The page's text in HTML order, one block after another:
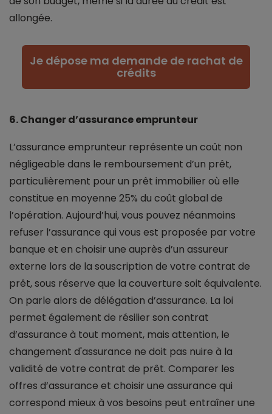
allongée.
Je dépose ma demande de rachat de
crédits
6. Changer d’assurance emprunteur
L’assurance emprunteur représente un coût non
négligeable dans le remboursement d’un prêt,
particulièrement pour un prêt immobilier où elle
constitue en moyenne 25% du coût global de
l’opération. Aujourd’hui, vous pouvez néanmoins
refuser l’assurance qui vous est proposée par votre
banque et en choisir une auprès d’un assureur
externe lors de la souscription de votre contrat de
prêt, sous réserve que la couverture soit équivalente.
On parle alors de délégation d’assurance. La loi
permet également de résilier son contrat
d’assurance à tout moment, mais attention, le
changement d'assurance ne doit pas nuire à la
validité de votre contrat de prêt. Comparer les
offres d’assurance et choisir une assurance qui
correspond mieux à vos besoins peut entraîner une